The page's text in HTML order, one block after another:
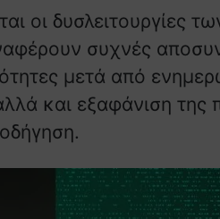
οι δυσλειτουργίες
συχνές
μετά από
και εξαφάνιση της